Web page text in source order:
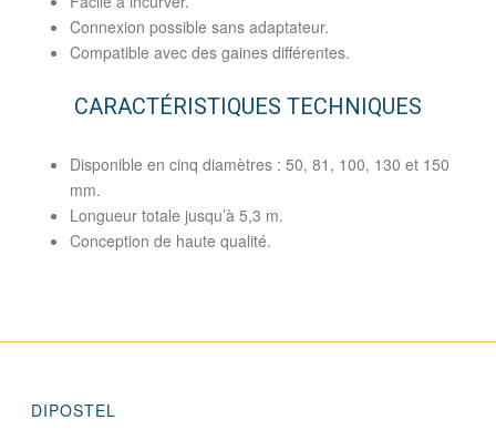
Connexion possible sans adaptateur.
Compatible avec des gaines différentes.
CARACTÉRISTIQUES TECHNIQUES
Disponible en cinq diamètres : 50, 81, 100, 130 et 150
mm.
Longueur totale jusqu’à 5,3 m.
Conception de haute qualité.
DIPOSTEL